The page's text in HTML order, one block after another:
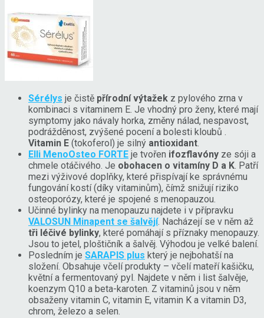
Sérélys je čistě přírodní výtažek z pylového zrna v
kombinaci s vitaminem E. Je vhodný pro ženy, které mají
symptomy jako návaly horka, změny nálad, nespavost,
podrážděnost, zvýšené pocení a bolesti kloubů .
Vitamin E (tokoferol) je silný antioxidant.
Elli MenoOsteo FORTE je tvořen ifozflavóny ze sóji a
chmele otáčivého. Je obohacen o vitamíny D a K. Patří
mezi výživové doplňky, které přispívají ke správnému
fungování kostí (díky vitaminům), čímž snižují riziko
osteoporózy, které je spojené s menopauzou.
Učinné bylinky na menopauzu najdete i v přípravku
VALOSUN Minapent se šalvějí. Nacházejí se v něm až
tři léčivé bylinky, které pomáhají s příznaky menopauzy.
Jsou to jetel, ploštičník a šalvěj. Výhodou je velké balení.
Posledním je SARAPIS plus který je nejbohatší na
složení. Obsahuje včelí produkty – včelí mateří kašičku,
květní a fermentovaný pyl. Najdete v něm i list šalvěje,
koenzym Q10 a beta-karoten. Z vitaminů jsou v něm
obsaženy vitamin C, vitamin E, vitamin K a vitamin D3,
chrom, železo a selen.